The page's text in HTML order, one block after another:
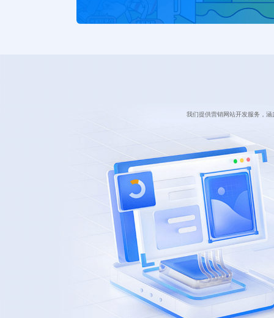
我们提供营销网站开发服务，